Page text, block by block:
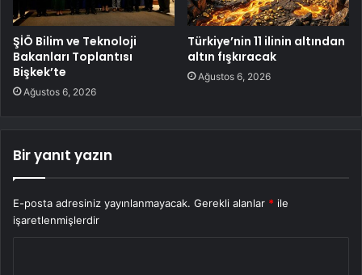
ŞİÖ Bilim ve Teknoloji
Bakanları Toplantısı
Bişkek’te
Ağustos 6, 2026
Türkiye’nin 11 ilinin altından
altın fışkıracak
Ağustos 6, 2026
Bir yanıt yazın
E-posta adresiniz yayınlanmayacak. Gerekli alanlar * ile
işaretlenmişlerdir